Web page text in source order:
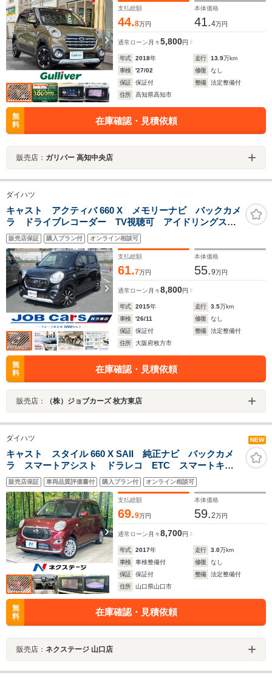
ット
支払総額
44.8万円
本体価格
41.4万円
通常ローン 月々5,800円
年式 2018年 走行 13.9万km
車検
'27/02 修復
なし
保証
保証付 整備
法定整備付
住所
高知県高知市
無
料
在庫確認・見積依頼
販売店： ガリバー 高知中央店
ダイハツ
キャスト アクティバ 660 X メモリーナビ バックカメ
ラ ドライブレコーダー TV視聴可 アイドリングスト
ップ ベンチシート 社外15インチAW 禁煙車 スマー
トキー
販売店保証 購入プラン付 オンライン相談可
支払総額
61.7万円
本体価格
55.9万円
通常ローン 月々8,800円
年式 2015年 走行 3.5万km
車検
'26/11 修復
なし
保証
保証付 整備
法定整備付
住所
大阪府枚方市
無
料
在庫確認・見積依頼
販売店： （株）ジョブカーズ 枚方東店
ダイハツ NEW
キャスト スタイル 660 X SAII 純正ナビ バックカメ
ラ スマートアシスト ドラレコ ETC スマートキ
ー Bluetooth アイドリングストップ オートライト
オートエアコン 禁煙車 ワンオーナー
販売店保証 車両品質評価書付 購入プラン付 オンライン相談可
支払総額
69.9万円
本体価格
59.2万円
通常ローン 月々8,700円
年式 2017年 走行 3.0万km
車検
車検整備付 修復
なし
保証
保証付 整備
法定整備付
住所
山口県山口市
無
料
在庫確認・見積依頼
販売店： ネクステージ 山口店